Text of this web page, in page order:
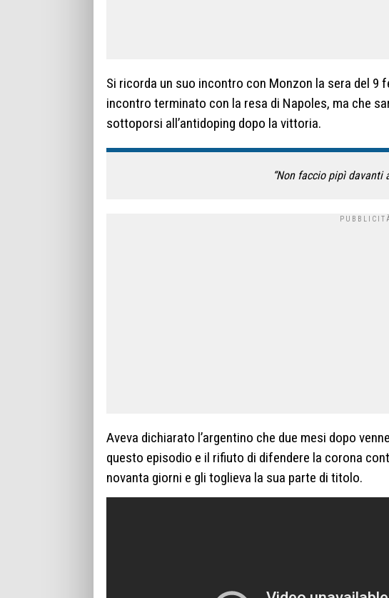
Si ricorda un suo incontro con Monzon la sera del 9
incontro terminato con la resa di Napoles, ma che
sottoporsi all’antidoping dopo la vittoria.
“Non faccio pipì davanti
Aveva dichiarato l’argentino che due mesi dopo
questo episodio e il rifiuto di difendere la corona
novanta giorni e gli toglieva la sua parte di titolo.